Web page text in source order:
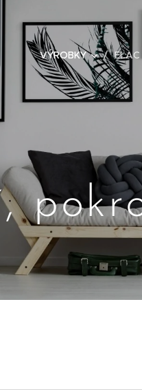
VÝROBKY ELAC